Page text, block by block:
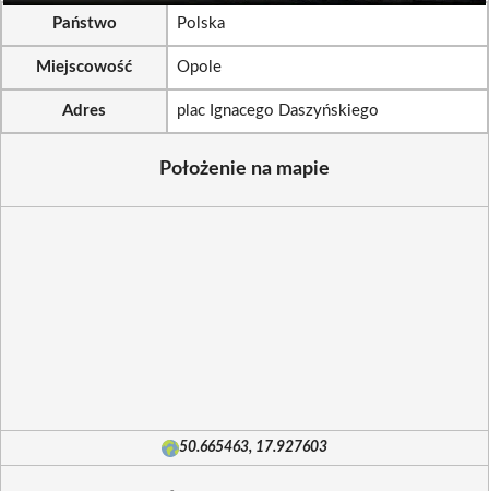
Państwo Polska
Miejscowość Opole
Adres plac Ignacego Daszyńskiego
Położenie na mapie
50.665463, 17.927603